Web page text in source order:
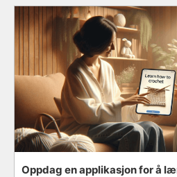
Oppdag en applikasjon for å